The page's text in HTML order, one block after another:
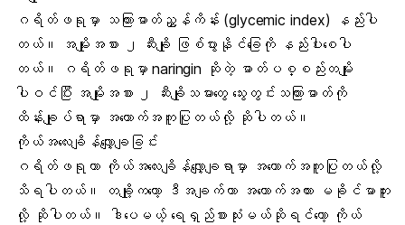
ဂရိတ်ဖရုမှာ သကြားဓာတ်ညွှန်ကိန်း (glycemic index) နည်းပါ
တယ်။
အမျိုးအစား ၂ ဆီးချို ဖြစ်ပွားနိုင်ခြေကို နည်းပါးစေပါ
တယ်။ ဂရိတ်ဖရုမှာ naringin ဆိုတဲ့ ဓာတ်ပစ္စည်းတမျိုး
ပါဝင်ပြီး အမျိုးအစား ၂ ဆီးချိုသမားတွေ သွေးတွင်းသကြားဓာတ်ကို
ထိန်းချုပ်ရာမှာ အထောက်အကူပြုတယ်လို့ ဆိုပါတယ်။
ကိုယ်အလေးချိန်လျှော့ချခြင်း
ဂရိတ်ဖရုဟာ ကိုယ်အလေးချိန်လျှော့ချရာမှာ အထောက်အကူပြုတယ်လို့
သိရပါတယ်။ တချို့ကတော့ ဒီအချက်ဟာ အထောက်အထား မခိုင်မာဘူး
လို့ ဆိုပါတယ်။ ဒါပေမယ့် ရေရှည်စားသုံးမယ်ဆိုရင်တော့ ကိုယ်